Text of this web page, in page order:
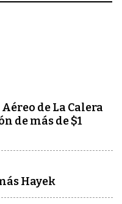
de La Calera
de más de $1
Hayek